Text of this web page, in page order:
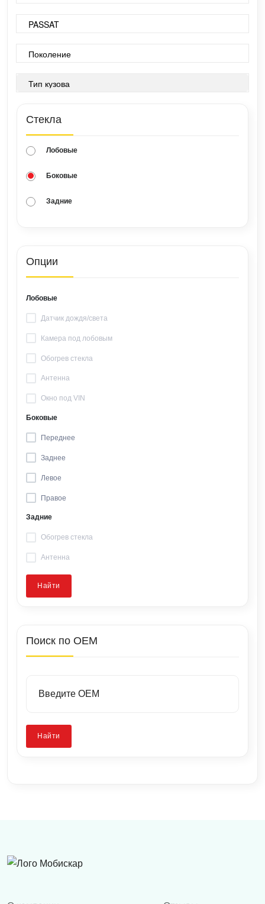
Стекла
Лобовые
Боковые
Задние
Опции
Лобовые
Датчик дождя/света
Камера под лобовым
Обогрев стекла
Антенна
Окно под VIN
Боковые
Переднее
Заднее
Левое
Правое
Задние
Обогрев стекла
Антенна
Найти
Поиск по OEM
Найти